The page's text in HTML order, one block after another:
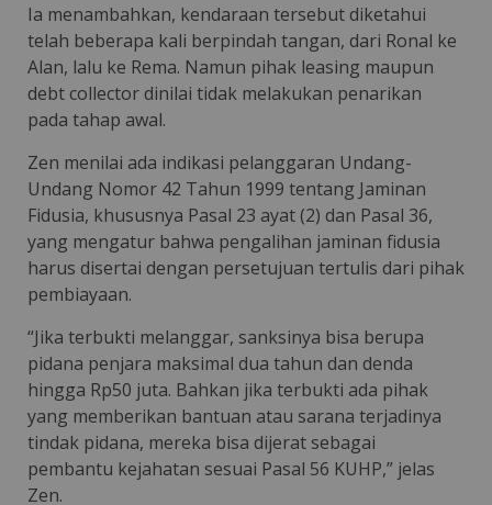
Ia menambahkan, kendaraan tersebut diketahui
telah beberapa kali berpindah tangan, dari Ronal ke
Alan, lalu ke Rema. Namun pihak leasing maupun
debt collector dinilai tidak melakukan penarikan
pada tahap awal.
Zen menilai ada indikasi pelanggaran Undang-
Undang Nomor 42 Tahun 1999 tentang Jaminan
Fidusia, khususnya Pasal 23 ayat (2) dan Pasal 36,
yang mengatur bahwa pengalihan jaminan fidusia
harus disertai dengan persetujuan tertulis dari pihak
pembiayaan.
“Jika terbukti melanggar, sanksinya bisa berupa
pidana penjara maksimal dua tahun dan denda
hingga Rp50 juta. Bahkan jika terbukti ada pihak
yang memberikan bantuan atau sarana terjadinya
tindak pidana, mereka bisa dijerat sebagai
pembantu kejahatan sesuai Pasal 56 KUHP,” jelas
Zen.